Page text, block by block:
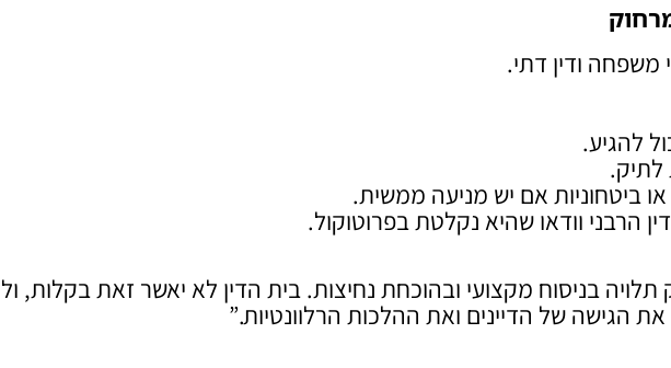
משפחה ודין דתי.
להגיע.
לתיק.
ביטחוניות אם יש מניעה ממשית.
הרבני וודאו שהיא נקלטת בפרוטוקול.
בניסוח מקצועי ובהוכחת נחיצות. בית הדין לא יאשר זאת בקלות,
הגישה של הדיינים ואת ההלכות הרלוונטיות.”